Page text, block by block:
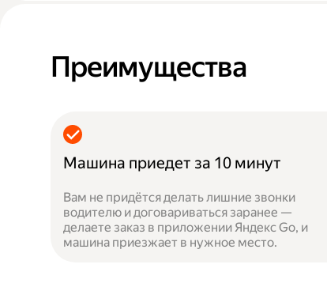
Преимущества
Машина приедет за 10 минут
Вам не придётся делать лишние звонки
водителю и договариваться заранее —
делаете заказ в приложении Яндекс Go, и
машина приезжает в нужное место.